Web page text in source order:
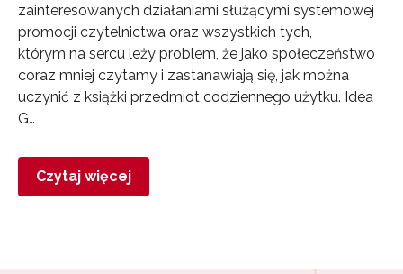
zainteresowanych działaniami służącymi systemowej
promocji czytelnictwa oraz wszystkich tych,
którym na sercu leży problem, że jako społeczeństwo
coraz mniej czytamy i zastanawiają się, jak można
uczynić z książki przedmiot codziennego użytku. Idea
G…
Czytaj więcej